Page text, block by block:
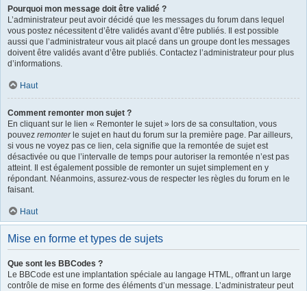
Pourquoi mon message doit être validé ?
L’administrateur peut avoir décidé que les messages du forum dans lequel
vous postez nécessitent d’être validés avant d’être publiés. Il est possible
aussi que l’administrateur vous ait placé dans un groupe dont les messages
doivent être validés avant d’être publiés. Contactez l’administrateur pour plus
d’informations.
Haut
Comment remonter mon sujet ?
En cliquant sur le lien « Remonter le sujet » lors de sa consultation, vous
pouvez remonterle sujet en haut du forum sur la première page. Par ailleurs,
si vous ne voyez pas ce lien, cela signifie que la remontée de sujet est
désactivée ou que l’intervalle de temps pour autoriser la remontée n’est pas
atteint. Il est également possible de remonter un sujet simplement en y
répondant. Néanmoins, assurez-vous de respecter les règles du forum en le
faisant.
Haut
Mise en forme et types de sujets
Que sont les BBCodes ?
Le BBCode est une implantation spéciale au langage HTML, offrant un large
contrôle de mise en forme des éléments d’un message. L’administrateur peut